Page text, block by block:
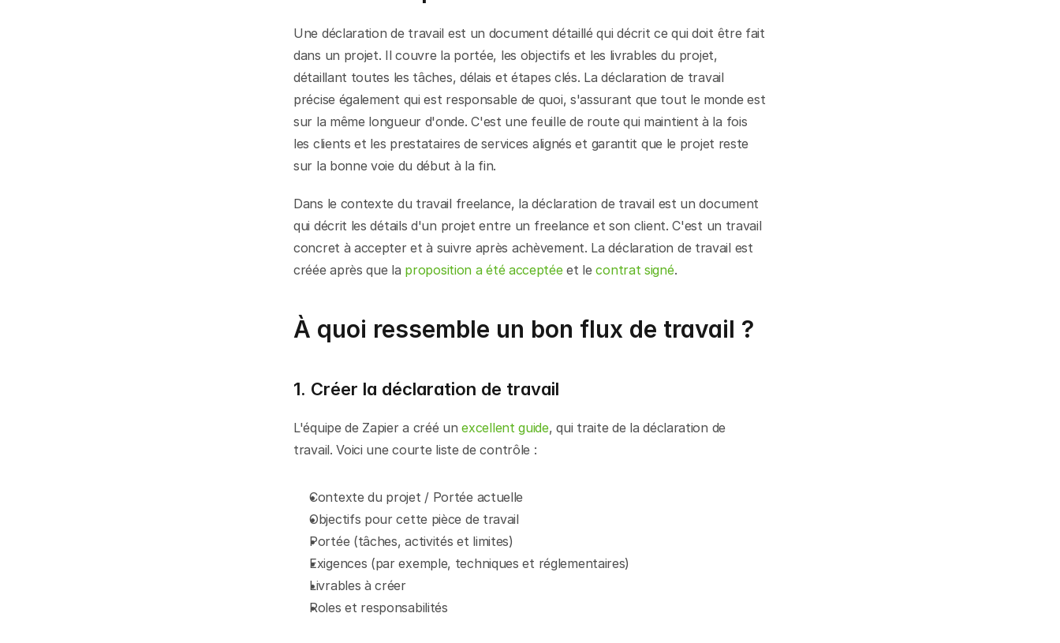
Une déclaration de travail est un document détaillé qui décrit ce qui doit être fait
dans un projet. Il couvre la portée, les objectifs et les livrables du projet,
détaillant toutes les tâches, délais et étapes clés. La déclaration de travail
précise également qui est responsable de quoi, s'assurant que tout le monde est
sur la même longueur d'onde. C'est une feuille de route qui maintient à la fois
les clients et les prestataires de services alignés et garantit que le projet reste
sur la bonne voie du début à la fin.
Dans le contexte du travail freelance, la déclaration de travail est un document
qui décrit les détails d'un projet entre un freelance et son client. C'est un travail
concret à accepter et à suivre après achèvement. La déclaration de travail est
créée après que la proposition a été acceptée et le contrat signé.
À quoi ressemble un bon flux de travail ?
1. Créer la déclaration de travail
L'équipe de Zapier a créé un excellent guide, qui traite de la déclaration de
travail. Voici une courte liste de contrôle :
Contexte du projet / Portée actuelle
Objectifs pour cette pièce de travail
Portée (tâches, activités et limites)
Exigences (par exemple, techniques et réglementaires)
Livrables à créer
Roles et responsabilités